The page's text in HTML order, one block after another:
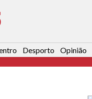
Desporto Opinião